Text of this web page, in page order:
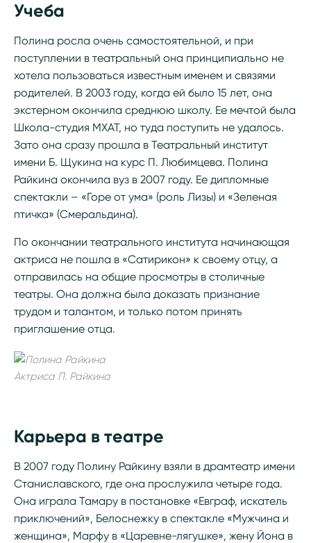
Учеба
Полина росла очень самостоятельной, и при
поступлении в театральный она принципиально не
хотела пользоваться известным именем и связями
родителей. В 2003 году, когда ей было 15 лет, она
экстерном окончила среднюю школу. Ее мечтой была
Школа-студия МХАТ, но туда поступить не удалось.
Зато она сразу прошла в Театральный институт
имени Б. Щукина на курс П. Любимцева. Полина
Райкина окончила вуз в 2007 году. Ее дипломные
спектакли – «Горе от ума» (роль Лизы) и «Зеленая
птичка» (Смеральдина).
По окончании театрального института начинающая
актриса не пошла в «Сатирикон» к своему отцу, а
отправилась на общие просмотры в столичные
театры. Она должна была доказать признание
трудом и талантом, и только потом принять
приглашение отца.
Актриса П. Райкина
Карьера в театре
В 2007 году Полину Райкину взяли в драмтеатр имени
Станиславского, где она прослужила четыре года.
Она играла Тамару в постановке «Евграф, искатель
приключений», Белоснежку в спектакле «Мужчина и
женщина», Марфу в «Царевне-лягушке», жену Йона в